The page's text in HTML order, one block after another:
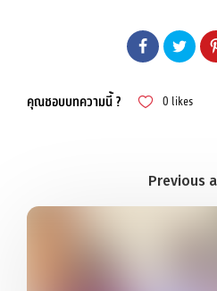
คุณชอบบทความนี้ ? 0 likes